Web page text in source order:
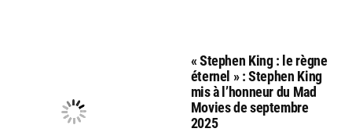
« Stephen King : le règne
éternel » : Stephen King
mis à l’honneur du Mad
Movies de septembre
2025